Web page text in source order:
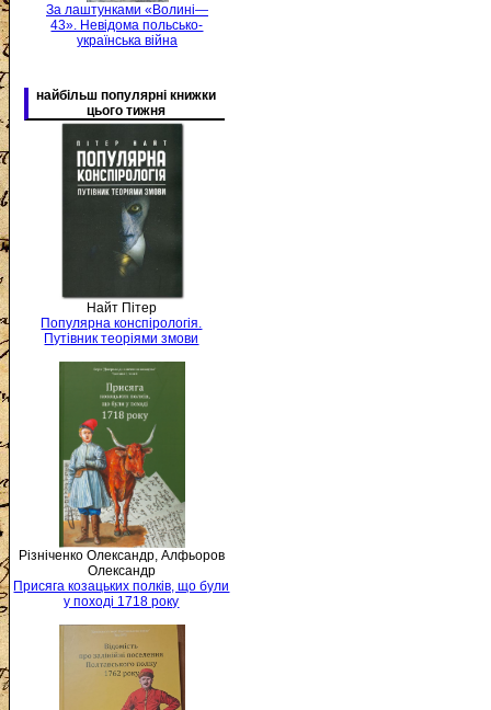
За лаштунками «Волині—
43». Невідома польсько-
українська війна
найбільш популярні книжки
цього тижня
Найт Пітер
Популярна конспірологія.
Путівник теоріями змови
Різніченко Олександр, Алфьоров
Олександр
Присяга козацьких полків, що були
у поході 1718 року